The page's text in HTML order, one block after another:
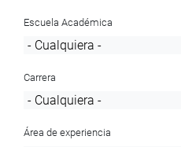
Escuela Académica
Carrera
Área de experiencia